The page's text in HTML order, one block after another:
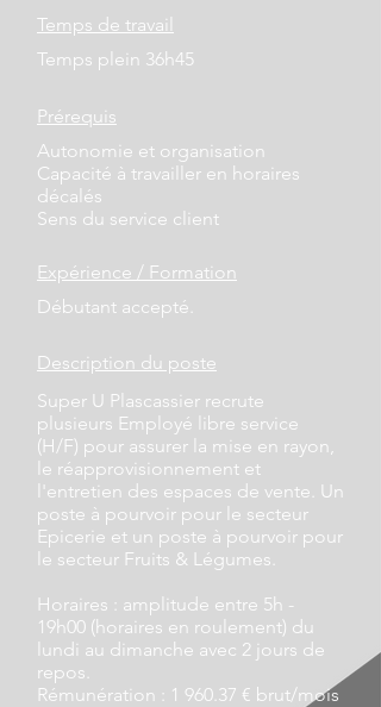
Temps de travail
Temps plein 36h45
Prérequis
Autonomie et organisation
Capacité à travailler en horaires
décalés
Sens du service client
Expérience / Formation
Débutant accepté.
Description du poste
Super U Plascassier recrute
plusieurs Employé libre service
(H/F) pour assurer la mise en rayon,
le réapprovisionnement et
l'entretien des espaces de vente. Un
poste à pourvoir pour le secteur
Epicerie et un poste à pourvoir pour
le secteur Fruits & Légumes.
Horaires : amplitude entre 5h -
19h00 (horaires en roulement) du
lundi au dimanche avec 2 jours de
repos.
Rémunération : 1 960.37 € brut/mois